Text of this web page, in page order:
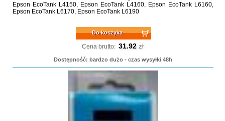
Epson EcoTank L4150, Epson EcoTank L4160, Epson EcoTank L6160,
Epson EcoTank L6170, Epson EcoTank L6190
Do koszyka
Cena brutto: 31.92 zł
Dostępność: bardzo dużo - czas wysyłki 48h